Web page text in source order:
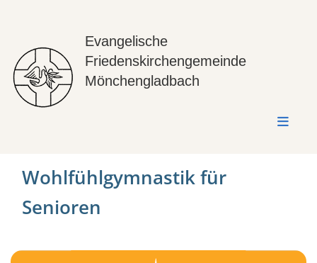
Evangelische
Friedenskirchengemeinde
Mönchengladbach
Wohlfühlgymnastik für
Senioren